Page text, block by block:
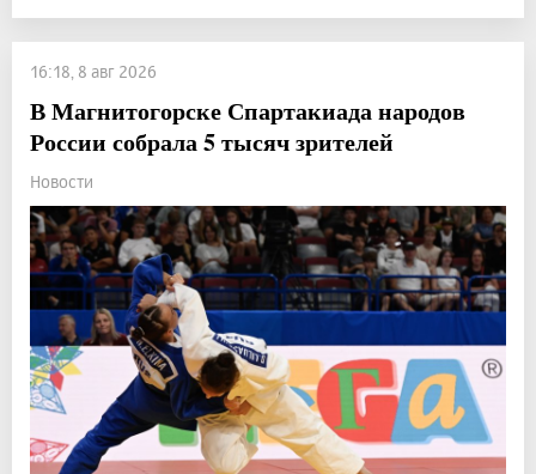
16:18, 8 авг 2026
В Магнитогорске Спартакиада народов
России собрала 5 тысяч зрителей
Новости